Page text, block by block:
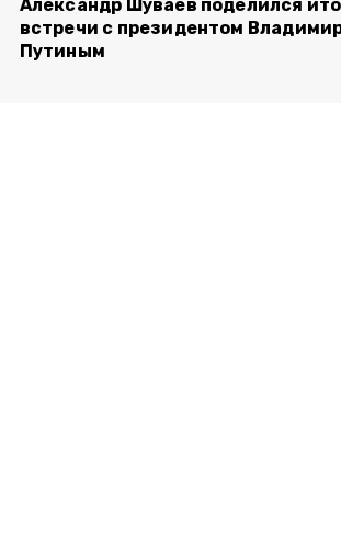
Александр Шуваев поделился
встречи с президентом
Путиным